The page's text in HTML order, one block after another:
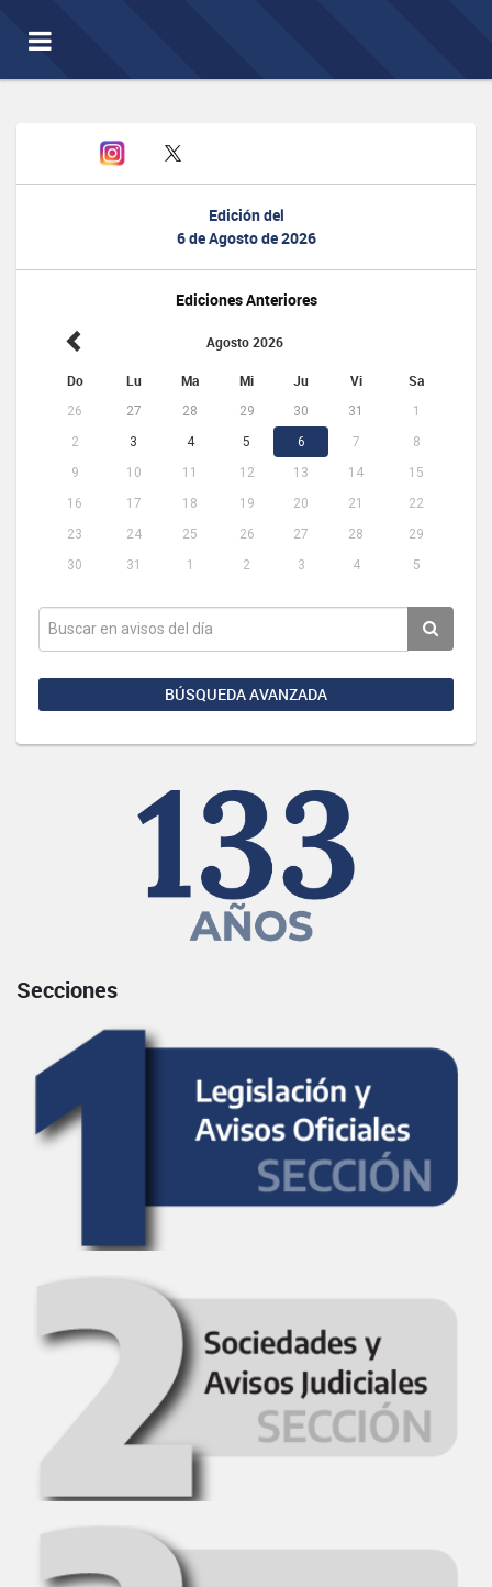
Toggle
navigation
Edición del
6 de Agosto de 2026
Ediciones Anteriores
Agosto 2026
Do Lu Ma Mi Ju Vi Sa
26 27 28 29 30 31
1
2
3 4 5 6 7
8
9
10 11 12 13 14
15
16
17 18 19 20 21
22
23
24 25 26 27 28
29
30
31 1 2 3 4 5
BÚSQUEDA AVANZADA
Secciones